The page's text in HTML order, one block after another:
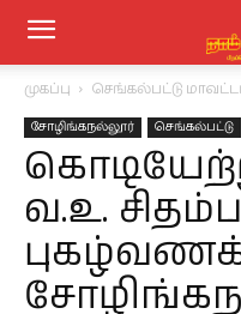
முகப்பு செங்கல்பட்டு
சோழிங்கநல்லூர் செங்கல்பட்டு
வ.உ.